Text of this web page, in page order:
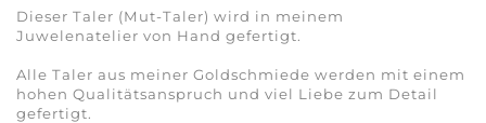
Dieser Taler (Mut-Taler) wird in meinem
Juwelenatelier von Hand gefertigt.
Alle Taler aus meiner Goldschmiede werden mit einem
hohen Qualitätsanspruch und viel Liebe zum Detail
gefertigt.